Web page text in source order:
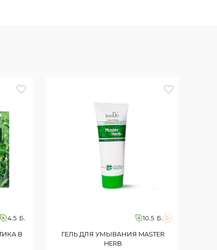
4.5 Б.
В
10.5 Б.
ГЕЛЬ ДЛЯ УМЫВАНИЯ MASTER
HERB